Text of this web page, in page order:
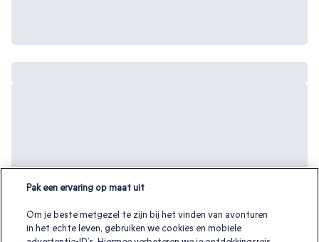
Pak een ervaring op maat uit
Om je beste metgezel te zijn bij het vinden van avonturen
in het echte leven, gebruiken we cookies en mobiele